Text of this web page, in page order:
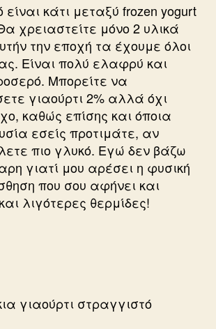
είναι κάτι μεταξύ frozen yogurt
χρειαστείτε μόνο 2 υλικά
την εποχή τα έχουμε όλοι
Είναι πολύ ελαφρύ και
Μπορείτε να
γιαούρτι 2% αλλά όχι
καθώς επίσης και όποια
εσείς προτιμάτε, αν
πιο γλυκό. Εγώ δεν βάζω
γιατί μου αρέσει η φυσική
που σου αφήνει και
λιγότερες θερμίδες!
γιαούρτι στραγγιστό